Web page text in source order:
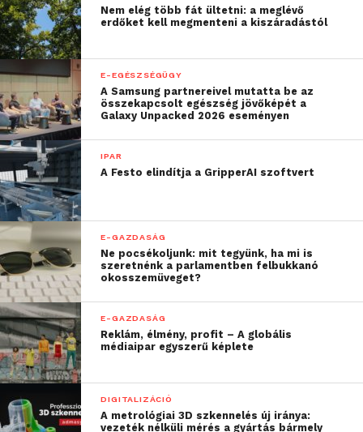
Nem elég több fát ültetni: a meglévő
erdőket kell megmenteni a kiszáradástól
E-EGÉSZSÉGÜGY
A Samsung partnereivel mutatta be az
összekapcsolt egészség jövőképét a
Galaxy Unpacked 2026 eseményen
IPAR
A Festo elindítja a GripperAI szoftvert
E-GAZDASÁG
Ne pocsékoljunk: mit tegyünk, ha mi is
szeretnénk a parlamentben felbukkanó
okosszemüveget?
E-GAZDASÁG
Reklám, élmény, profit – A globális
médiaipar egyszerű képlete
DIGITALIZÁCIÓ
A metrológiai 3D szkennelés új iránya:
vezeték nélküli mérés a gyártás bármely